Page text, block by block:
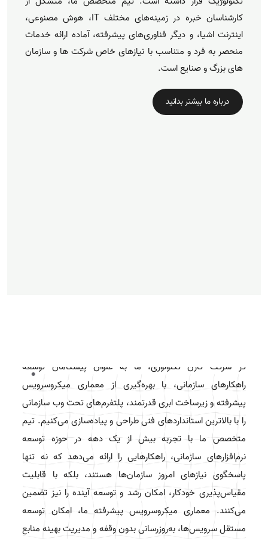
کارشناسان خبره در زمینه‌های مختلف IT، هوش مصنوعی،
اینترنت اشیا، و دیگر فناوری‌های پیشرفته، آماده ارائه خدمات
منحصر به فرد و متناسب با نیازهای خاص شرکت ها و سازمان
های بزرگ و صنایع است.
درباره ما بیشتر بدانید
در شرکت کارن تکنولوژی، ما به عنوان پیشگامان توسعه
راهکارهای سازمانی، با بهره‌گیری از معماری میکروسرویس
پیشرفته و زیرساخت ابری قدرتمند، پلتفرم‌های تحت وب سازمانی
را با بالاترین استانداردهای فنی طراحی و پیاده‌سازی می‌کنیم. تیم
متخصص ما با تجربه بیش از یک دهه در حوزه توسعه
نرم‌افزارهای سازمانی، راهکارهایی را ارائه می‌دهد که نه تنها
پاسخگوی نیازهای امروز سازمان‌ها هستند، بلکه با قابلیت
مقیاس‌پذیری خودکار، امکان رشد و توسعه آینده را نیز تضمین
می‌کنند. معماری میکروسرویس پیشرفته ما، امکان توسعه
مستقل سرویس‌ها، به‌روزرسانی بدون وقفه و مدیریت بهینه منابع